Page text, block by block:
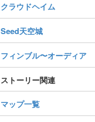
クラウドヘイム
Seed天空城
フィンブル〜オーディア
ストーリー関連
マップ一覧